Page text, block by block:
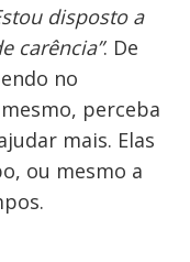
disposto a
carência”. De
no
perceba
mais. Elas
ou mesmo a